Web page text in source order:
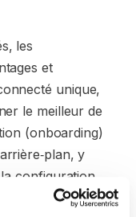
les
et
unique,
le meilleur de
(onboarding)
y
configuration